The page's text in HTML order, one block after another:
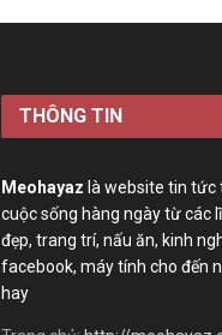
THÔNG TIN
Meohayaz là website tin tức
cuộc sống hàng ngày từ các
đẹp, trang trí, nấu ăn, kinh
facebook, máy tính cho đến
hay